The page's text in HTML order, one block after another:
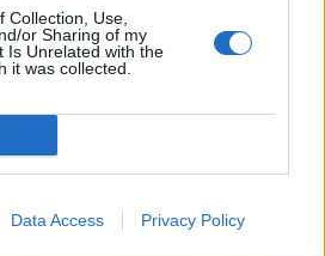
Collection, Use,
or Sharing of my
Is Unrelated with the
it was collected.
Data Access Privacy Policy
με την Ευρώπη και,
την άμεση επιρροή
προηγούμενες
οικονομίες και τις
Αμερικής.
14, ήταν οι ΗΠΑ που
στην Ουκρανία –